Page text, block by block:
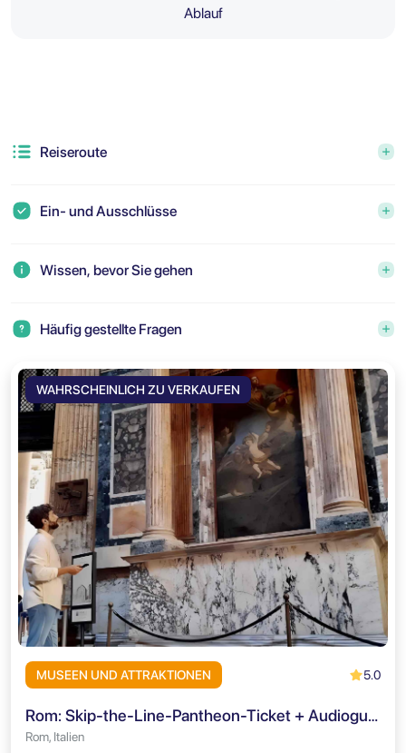
Ablauf
Reiseroute
Ein- und Ausschlüsse
Wissen, bevor Sie gehen
Häufig gestellte Fragen
WAHRSCHEINLICH ZU VERKAUFEN
MUSEEN UND ATTRAKTIONEN 5.0
Rom: Skip-the-Line-Pantheon-Ticket + Audioguide
Rom, Italien